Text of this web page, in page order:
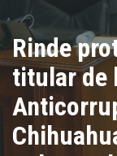
Rinde
titular de